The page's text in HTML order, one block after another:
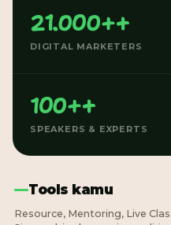
21.000++
DIGITAL MARKETERS
100++
SPEAKERS & EXPERTS
Tools kamu
Resource, Mentoring, Live